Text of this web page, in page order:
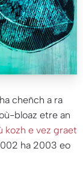
cheñch a ra
bloaz etre an
kozh e vez graet
ha 2003 eo